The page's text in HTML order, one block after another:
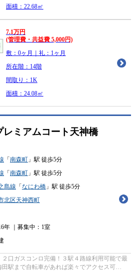
面積：22.68㎡
7.1万円
(管理費・共益費 5,000円)
敷：0ヶ月｜礼：1ヶ月
所在階：14階
間取り：1K
面積：24.08㎡
レミアムコート天神橋
「 南森町 」駅 徒歩5分
「 南森町 」駅 徒歩5分
島線 「 なにわ橋 」駅 徒歩5分
北区天神西町
年 ｜募集中： 1室
口ガスコンロ完備！３駅４路線利用可能で最
駅まで自転車があれば楽々でアクセス可